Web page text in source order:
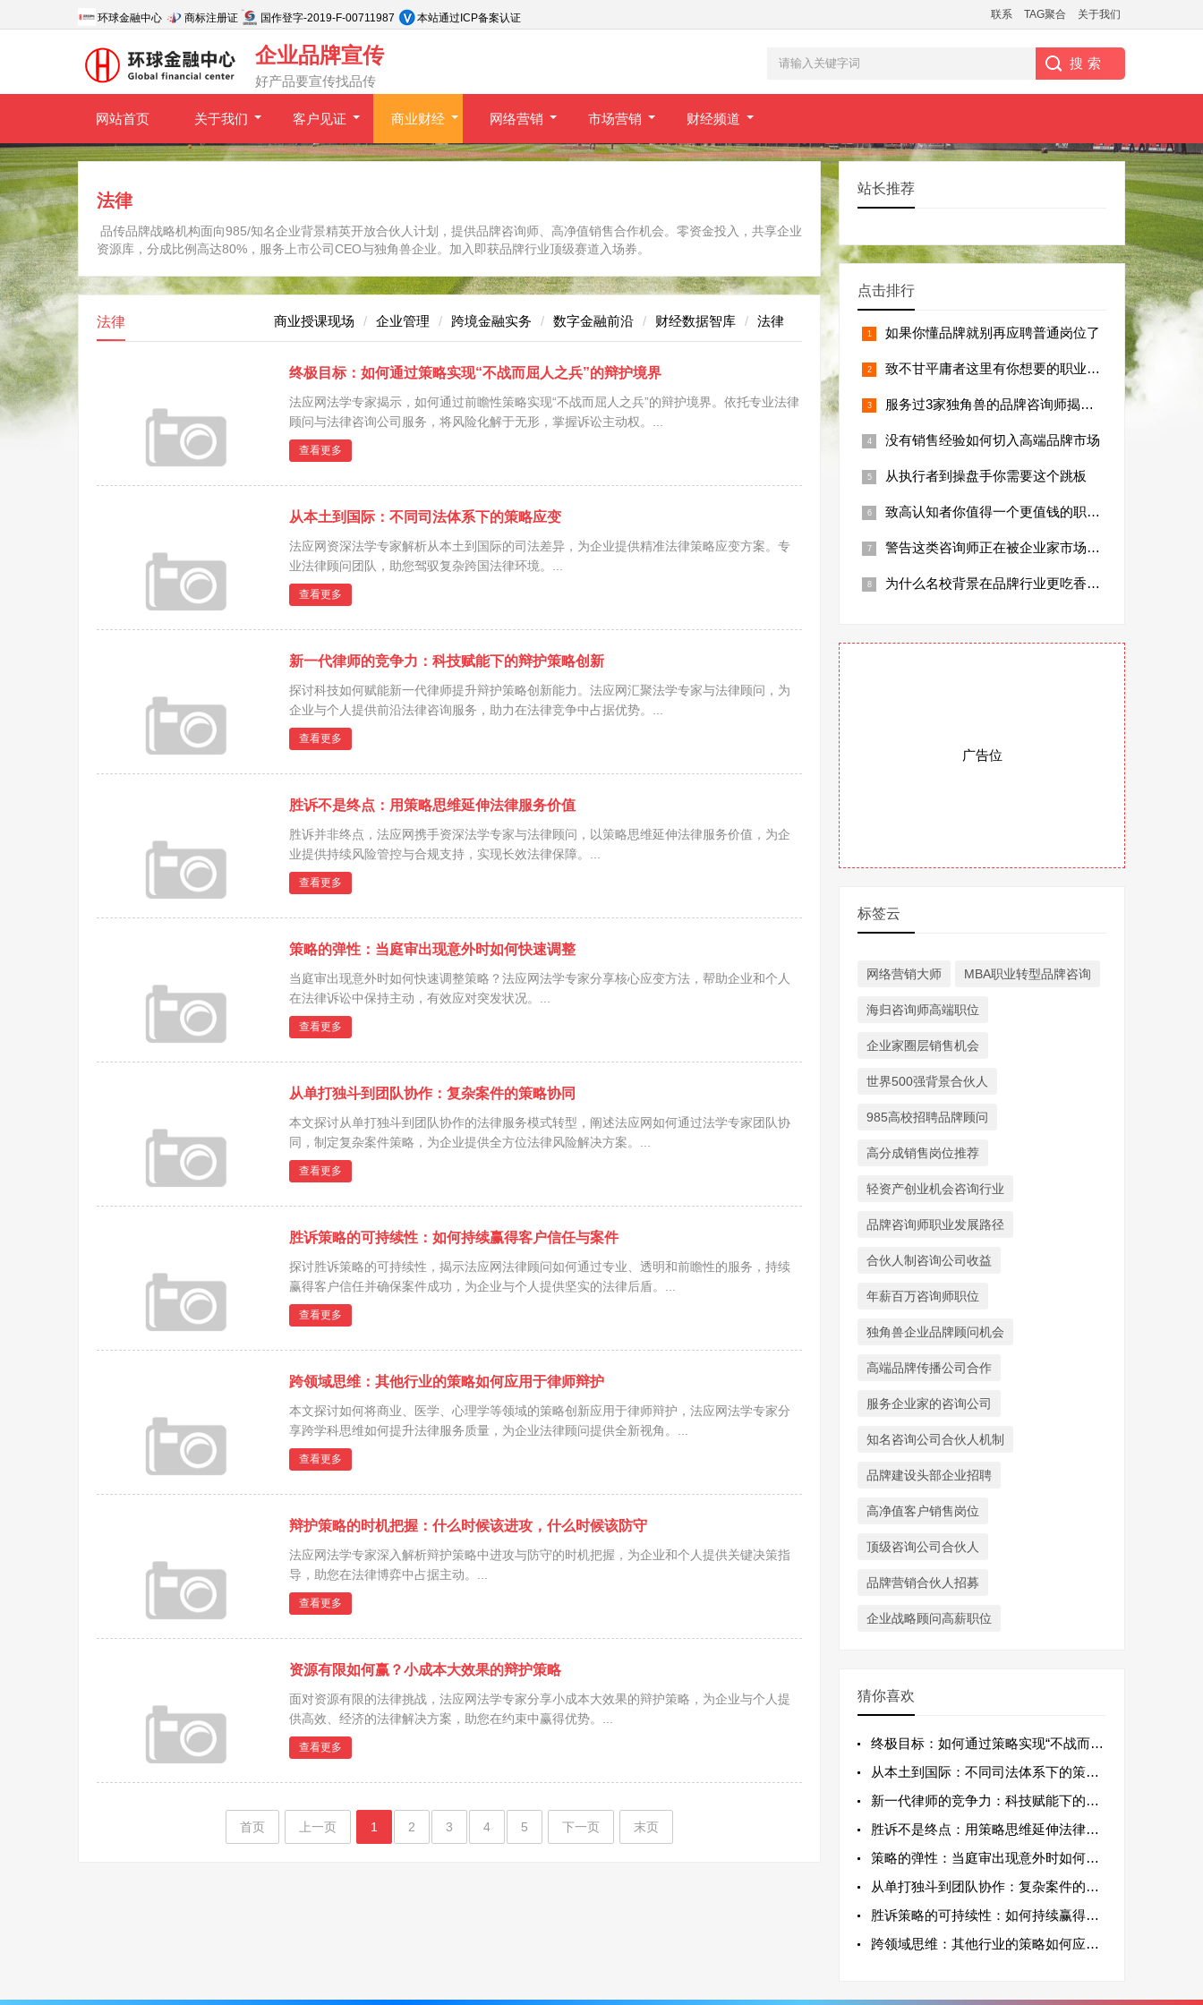
环球金融中心 商标注册证 国作登字-2019-F-00711987 本站通过ICP备案认证 联系 TAG聚合 关于我们
企业品牌宣传
好产品要宣传找品传
网站首页 关于我们 客户见证 商业财经 网络营销 市场营销 财经频道
法律
品传品牌战略机构面向985/知名企业背景精英开放合伙人计划，提供品牌咨询师、高净值销售合作机会。零资金投入，共享企业
资源库，分成比例高达80%，服务上市公司CEO与独角兽企业。加入即获品牌行业顶级赛道入场券。
商业授课现场 企业管理 跨境金融实务 数字金融前沿 财经数据智库 法律
法律
终极目标：如何通过策略实现“不战而屈人之兵”的辩护境界
法应网法学专家揭示，如何通过前瞻性策略实现“不战而屈人之兵”的辩护境界。依托专业法律
顾问与法律咨询公司服务，将风险化解于无形，掌握诉讼主动权。...
查看更多
从本土到国际：不同司法体系下的策略应变
法应网资深法学专家解析从本土到国际的司法差异，为企业提供精准法律策略应变方案。专
业法律顾问团队，助您驾驭复杂跨国法律环境。...
查看更多
新一代律师的竞争力：科技赋能下的辩护策略创新
探讨科技如何赋能新一代律师提升辩护策略创新能力。法应网汇聚法学专家与法律顾问，为
企业与个人提供前沿法律咨询服务，助力在法律竞争中占据优势。...
查看更多
胜诉不是终点：用策略思维延伸法律服务价值
胜诉并非终点，法应网携手资深法学专家与法律顾问，以策略思维延伸法律服务价值，为企
业提供持续风险管控与合规支持，实现长效法律保障。...
查看更多
策略的弹性：当庭审出现意外时如何快速调整
当庭审出现意外时如何快速调整策略？法应网法学专家分享核心应变方法，帮助企业和个人
在法律诉讼中保持主动，有效应对突发状况。...
查看更多
从单打独斗到团队协作：复杂案件的策略协同
本文探讨从单打独斗到团队协作的法律服务模式转型，阐述法应网如何通过法学专家团队协
同，制定复杂案件策略，为企业提供全方位法律风险解决方案。...
查看更多
胜诉策略的可持续性：如何持续赢得客户信任与案件
探讨胜诉策略的可持续性，揭示法应网法律顾问如何通过专业、透明和前瞻性的服务，持续
赢得客户信任并确保案件成功，为企业与个人提供坚实的法律后盾。...
查看更多
跨领域思维：其他行业的策略如何应用于律师辩护
本文探讨如何将商业、医学、心理学等领域的策略创新应用于律师辩护，法应网法学专家分
享跨学科思维如何提升法律服务质量，为企业法律顾问提供全新视角。...
查看更多
辩护策略的时机把握：什么时候该进攻，什么时候该防守
法应网法学专家深入解析辩护策略中进攻与防守的时机把握，为企业和个人提供关键决策指
导，助您在法律博弈中占据主动。...
查看更多
资源有限如何赢？小成本大效果的辩护策略
面对资源有限的法律挑战，法应网法学专家分享小成本大效果的辩护策略，为企业与个人提
供高效、经济的法律解决方案，助您在约束中赢得优势。...
查看更多
首页 上一页 1 2 3 4 5 下一页 末页
站长推荐
点击排行
如果你懂品牌就别再应聘普通岗位了
致不甘平庸者这里有你想要的职业杠杆
服务过3家独角兽的品牌咨询师揭秘行业真相
没有销售经验如何切入高端品牌市场
从执行者到操盘手你需要这个跳板
致高认知者你值得一个更值钱的职业身份
警告这类咨询师正在被企业家市场淘汰
为什么名校背景在品牌行业更吃香数据说话
广告位
标签云
网络营销大师 MBA职业转型品牌咨询
海归咨询师高端职位
企业家圈层销售机会
世界500强背景合伙人
985高校招聘品牌顾问
高分成销售岗位推荐
轻资产创业机会咨询行业
品牌咨询师职业发展路径
合伙人制咨询公司收益
年薪百万咨询师职位
独角兽企业品牌顾问机会
高端品牌传播公司合作
服务企业家的咨询公司
知名咨询公司合伙人机制
品牌建设头部企业招聘
高净值客户销售岗位
顶级咨询公司合伙人
品牌营销合伙人招募
企业战略顾问高薪职位
猜你喜欢
终极目标：如何通过策略实现“不战而屈人之
从本土到国际：不同司法体系下的策略应变
新一代律师的竞争力：科技赋能下的辩护策略
胜诉不是终点：用策略思维延伸法律服务价值
策略的弹性：当庭审出现意外时如何快速调整
从单打独斗到团队协作：复杂案件的策略协同
胜诉策略的可持续性：如何持续赢得客户信任
跨领域思维：其他行业的策略如何应用于律师